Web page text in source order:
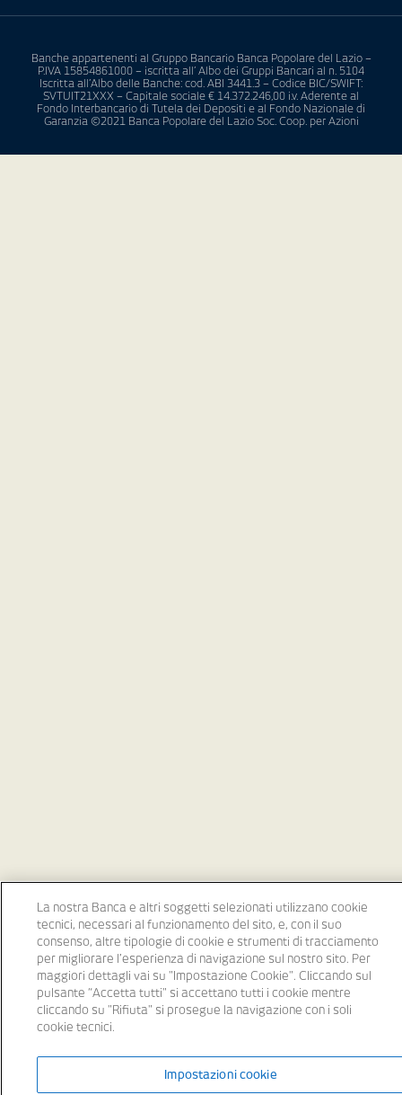
Banche appartenenti al Gruppo Bancario Banca Popolare del Lazio –
P.IVA 15854861000 – iscritta all’ Albo dei Gruppi Bancari al n. 5104
Iscritta all’Albo delle Banche: cod. ABI 3441.3 – Codice BIC/SWIFT:
SVTUIT21XXX – Capitale sociale € 14.372.246,00 i.v. Aderente al
Fondo Interbancario di Tutela dei Depositi e al Fondo Nazionale di
Garanzia ©2021 Banca Popolare del Lazio Soc. Coop. per Azioni
La nostra Banca e altri soggetti selezionati utilizzano cookie
tecnici, necessari al funzionamento del sito, e, con il suo
consenso, altre tipologie di cookie e strumenti di tracciamento
per migliorare l’esperienza di navigazione sul nostro sito. Per
maggiori dettagli vai su "Impostazione Cookie". Cliccando sul
pulsante “Accetta tutti" si accettano tutti i cookie mentre
cliccando su "Rifiuta" si prosegue la navigazione con i soli
cookie tecnici.
Impostazioni cookie